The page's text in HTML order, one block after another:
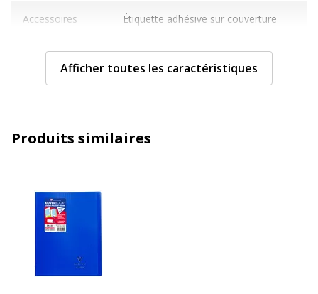
Accessoires
Étiquette adhésive sur couverture
Caractéristiques techniques
Caractéristiques techniques
Compartiments
Afficher toutes les caractéristiques
Produits similaires